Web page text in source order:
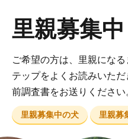
里親募集中
ご希望の方は、里親になる
テップをよくお読みいただ
前調査書をお送りください
里親募集中の犬 里親募